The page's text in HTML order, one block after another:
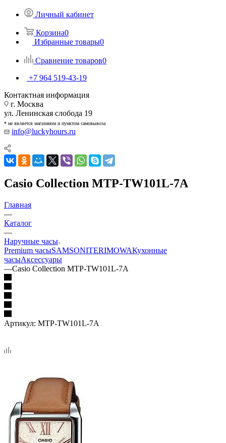
Личный кабинет
Корзина0
Избранные товары0
Сравнение товаров0
+7 964 519-43-19
Контактная информация
г. Москва
ул. Ленинская слобода 19
* не является магазином и пунктом самовывоза
info@luckyhours.ru
Casio Collection MTP-TW101L-7A
Главная
—
Каталог
—
Наручные часы
Premium часыSAMSONITERIMOWAКухонные
часыАксессуары
—Casio Collection MTP-TW101L-7A
Артикул: MTP-TW101L-7A